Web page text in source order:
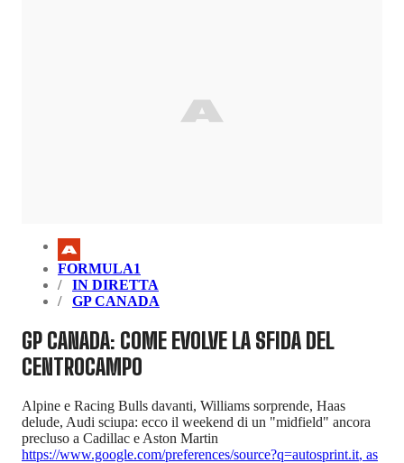
FORMULA1
IN DIRETTA
GP CANADA
GP CANADA: COME EVOLVE LA SFIDA DEL
CENTROCAMPO
Alpine e Racing Bulls davanti, Williams sorprende, Haas
delude, Audi sciupa: ecco il weekend di un "midfield" ancora
precluso a Cadillac e Aston Martin
https://www.google.com/preferences/source?q=autosprint.it, as